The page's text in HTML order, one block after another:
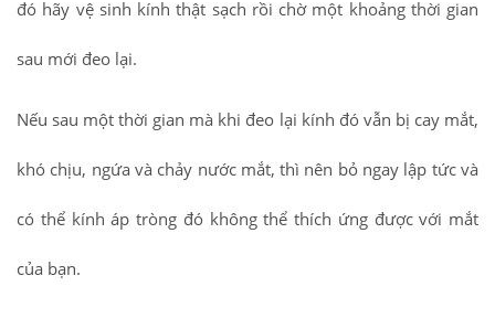
đó hãy vệ sinh kính thật sạch rồi chờ một khoảng thời gian
sau mới đeo lại.
Nếu sau một thời gian mà khi đeo lại kính đó vẫn bị cay mắt,
khó chịu, ngứa và chảy nước mắt, thì nên bỏ ngay lập tức và
có thể kính áp tròng đó không thể thích ứng được với mắt
của bạn.